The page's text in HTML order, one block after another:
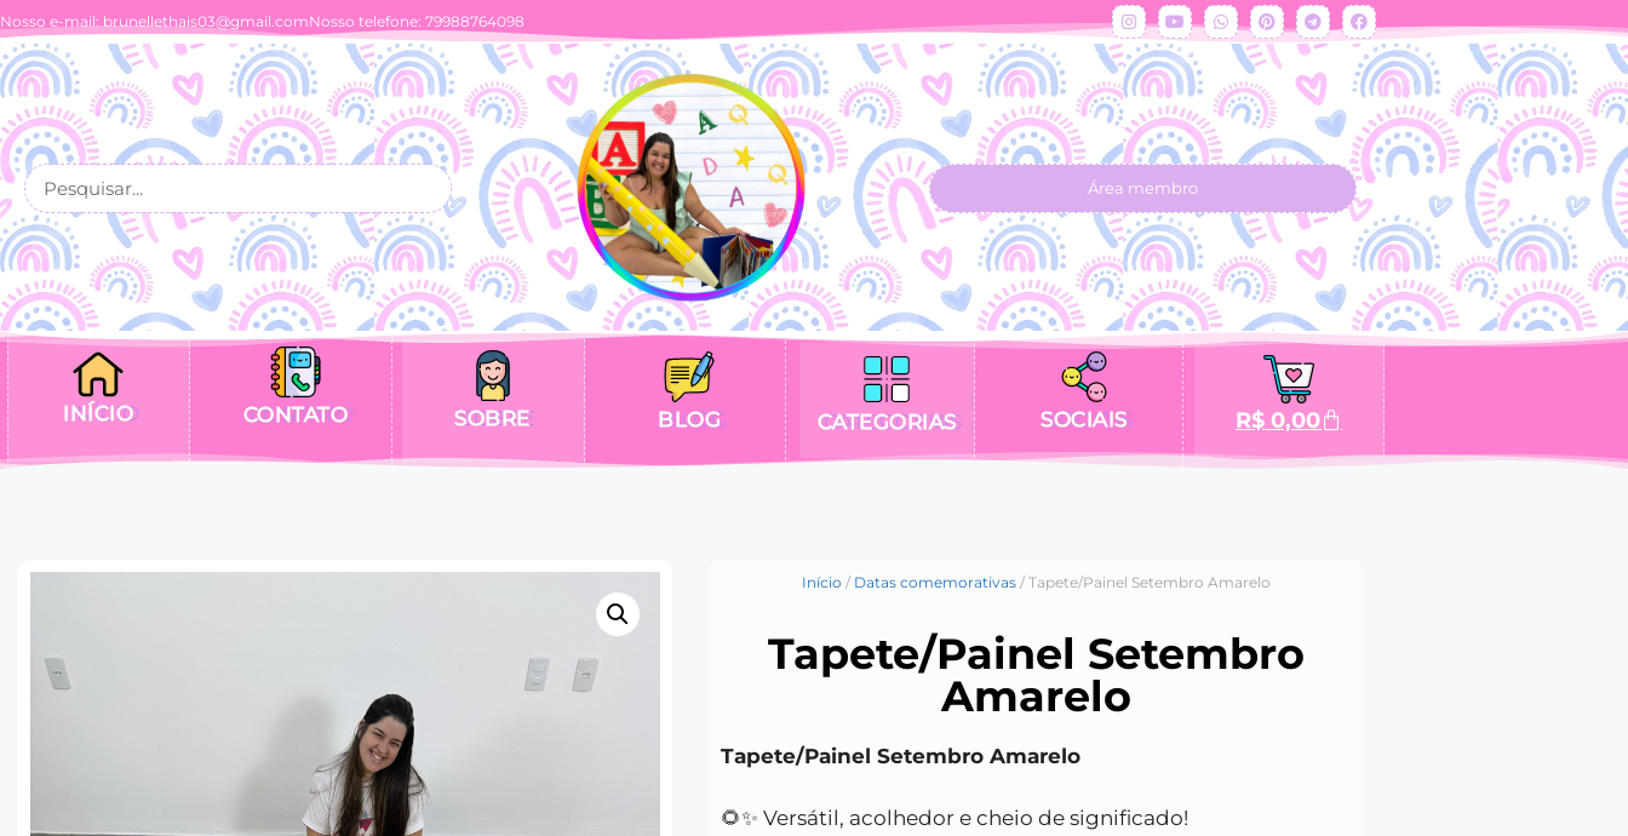
Nosso e-mail:brunellethais03@gmail.comNosso telefone: 79988764098
Área membro
INÍCIO CONTATO SOBRE BLOG CATEGORIAS SOCIAIS R$ 0,00
Início / Datas comemorativas/ Tapete/Painel Setembro Amarelo
Tapete/Painel Setembro
Amarelo
Tapete/Painel Setembro Amarelo
🌻✨ Versátil, acolhedor e cheio de significado!